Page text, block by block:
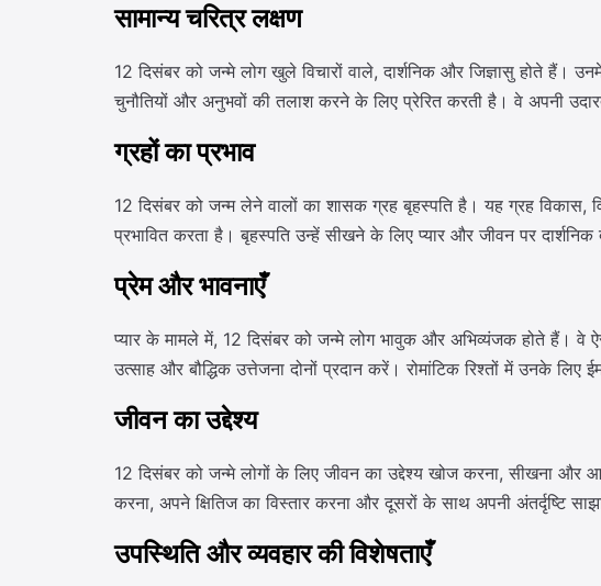
सामान्य चरित्र लक्षण
12 दिसंबर को जन्मे लोग खुले विचारों वाले, दार्शनिक और जिज्ञासु होते हैं।
चुनौतियों और अनुभवों की तलाश करने के लिए प्रेरित करती है। वे अपनी
ग्रहों का प्रभाव
12 दिसंबर को जन्म लेने वालों का शासक ग्रह बृहस्पति है। यह ग्रह विकास,
प्रभावित करता है। बृहस्पति उन्हें सीखने के लिए प्यार और जीवन पर दार्शनिक
प्रेम और भावनाएँ
प्यार के मामले में, 12 दिसंबर को जन्मे लोग भावुक और अभिव्यंजक होते हैं। वे
उत्साह और बौद्धिक उत्तेजना दोनों प्रदान करें। रोमांटिक रिश्तों में उनके लिए
जीवन का उद्देश्य
12 दिसंबर को जन्मे लोगों के लिए जीवन का उद्देश्य खोज करना, सीखना
करना, अपने क्षितिज का विस्तार करना और दूसरों के साथ अपनी अंतर्दृष्टि
उपस्थिति और व्यवहार की विशेषताएँ